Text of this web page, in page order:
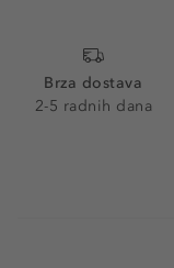
Brza dostava
2-5 radnih dana